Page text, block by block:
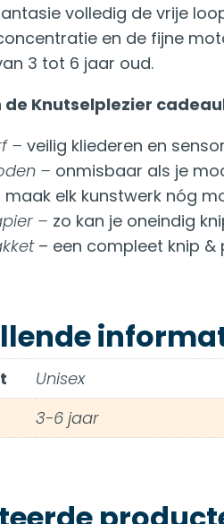
volledig de vrije
en de fijne
3 tot 6 jaar oud.
de Knutselplezier
– veilig kliederen en
– onmisbaar als je
maak elk kunstwerk nóg
– zo kan je oneindig
– een compleet knip &
Unisex
3-6 jaar